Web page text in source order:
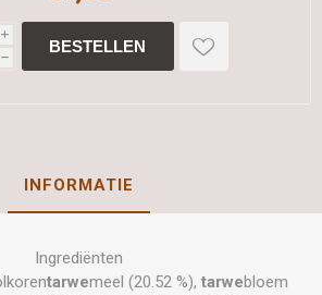
i
h
INFORMATIE
Ingrediënten
tarwemeel (20.52 %), tarwebloem